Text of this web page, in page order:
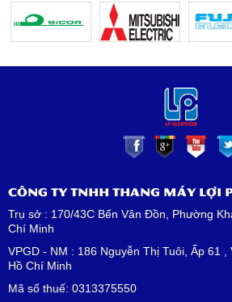
CÔNG TY TNHH THANG MÁY LỢI
Trụ sở : 170/43C Bến Vân Đồn, Phường
Chí Minh
VPGD - NM : 186 Nguyễn Thị Tuôi, Ấp 61
Hồ Chí Minh
Mã số thuế: 0313375550